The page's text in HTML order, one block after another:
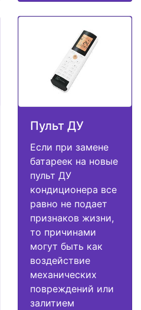
Пульт ДУ
Если при замене
батареек на новые
пульт ДУ
кондиционера все
равно не подает
признаков жизни,
то причинами
могут быть как
воздействие
механических
повреждений или
залитием